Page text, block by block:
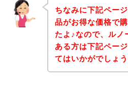
ちなみに下記ペー
品がお得な価格で
たよ♪なので、ルノ
ある方は下記ペー
てはいかがでしょう